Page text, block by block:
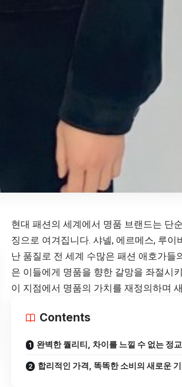
현대 패션의 세계에서 명품 브랜드는 단
징으로 여겨집니다. 샤넬, 에르메스, 루
난 품질로 전 세계 수많은 패션 애호가들
은 이들에게 명품을 향한 갈망을 좌절시
이 지점에서 명품의 가치를 재정의하며
Contents
완벽한 퀄리티, 차이를 느낄 수 없는 정
합리적인 가격, 똑똑한 소비의 새로운